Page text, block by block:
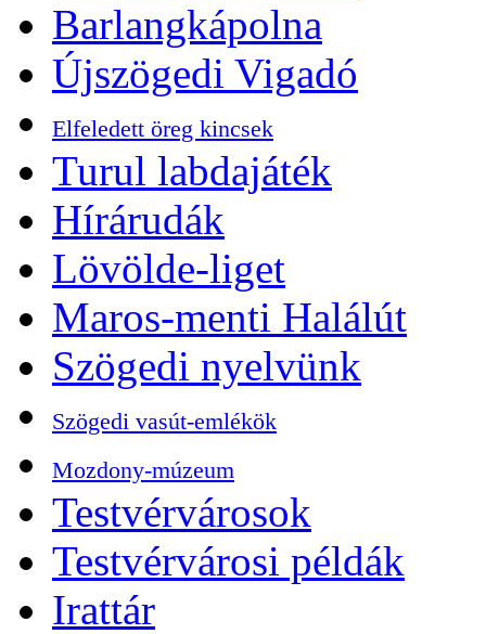
Barlangkápolna
Újszögedi Vigadó
Elfeledett öreg kincsek
Turul labdajáték
Hírárudák
Lövölde-liget
Maros-menti Halálút
Szögedi nyelvünk
Szögedi vasút-emlékök
Mozdony-múzeum
Testvérvárosok
Testvérvárosi példák
Irattár